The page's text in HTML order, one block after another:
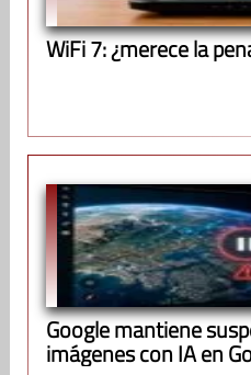
WiFi 7: ¿merece la
Google mantiene
imágenes con IA en